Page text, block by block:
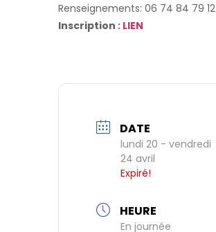
Renseignements: 06 74 84 79 12
Inscription : LIEN
DATE
lundi 20 - vendredi
24 avril
Expiré!
HEURE
En journée